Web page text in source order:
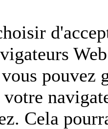
pouvez
votre
Cela